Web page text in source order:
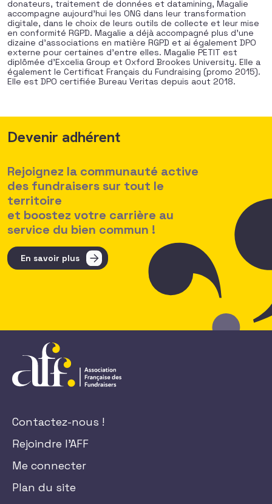
donateurs, traitement de données et datamining, Magalie
accompagne aujourd’hui les ONG dans leur transformation
digitale, dans le choix de leurs outils de collecte et leur mise
en conformité RGPD. Magalie a déjà accompagné plus d’une
dizaine d’associations en matière RGPD et ai également DPO
externe pour certaines d’entre elles. Magalie PETIT est
diplômée d’Excelia Group et Oxford Brookes University. Elle a
également le Certificat Français du Fundraising (promo 2015).
Elle est DPO certifiée Bureau Veritas depuis aout 2018.
Devenir adhérent
Rejoignez la communauté active
des fundraisers sur tout le
territoire
et boostez votre carrière au
service du bien commun !
En savoir plus
Contactez-nous !
Rejoindre l'AFF
Me connecter
Plan du site